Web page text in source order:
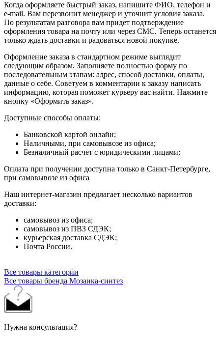
Когда оформляете быстрый заказ, напишите ФИО, телефон и
e-mail. Вам перезвонит менеджер и уточнит условия заказа.
По результатам разговора вам придет подтверждение
оформления товара на почту или через СМС. Теперь останется
только ждать доставки и радоваться новой покупке.
Оформление заказа в стандартном режиме выглядит
следующим образом. Заполняете полностью форму по
последовательным этапам: адрес, способ доставки, оплаты,
данные о себе. Советуем в комментарии к заказу написать
информацию, которая поможет курьеру вас найти. Нажмите
кнопку «Оформить заказ».
Доступные способы оплаты:
Банковской картой онлайн;
Наличными, при самовывозе из офиса;
Безналичный расчет с юридическими лицами;
Оплата при получении доступна только в Санкт-Петербурге,
при самовывозе из офиса
Наш интернет-магазин предлагает несколько вариантов
доставки:
самовывоз из офиса;
самовывоз из ПВЗ СДЭК;
курьерская доставка СДЭК;
Почта России.
Все товары категории
Все товары бренда Мозаика-синтез
Нужна консультация?